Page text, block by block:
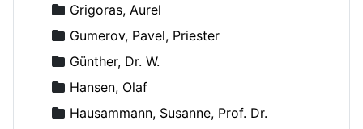
Grigoras, Aurel
Gumerov, Pavel, Priester
Günther, Dr. W.
Hansen, Olaf
Hausammann, Susanne, Prof. Dr.